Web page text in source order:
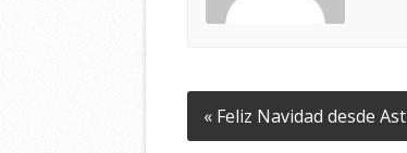
« Feliz Navidad desde